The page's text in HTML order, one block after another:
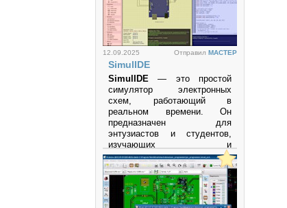
12.09.2025 Отправил MACTEP
SimulIDE
SimulIDE — это простой
симулятор электронных
схем, работающий в
реальном времени. Он
предназначен для
энтузиастов и студентов,
изучающих и
экспериментирующих с
аналоговыми и цифровыми
электронными схемами, а
также с
микроконтроллерами.